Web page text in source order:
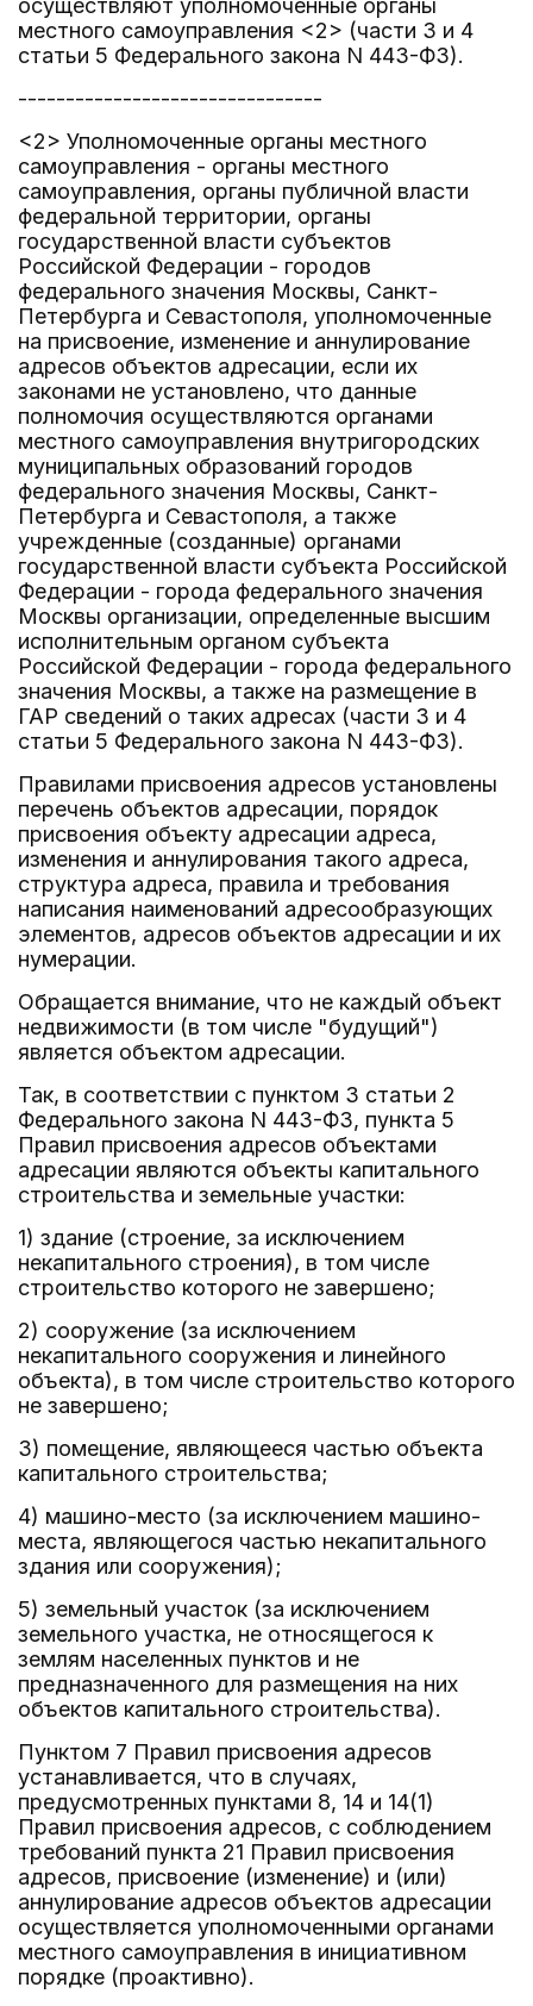
осуществляют уполномоченные органы
местного самоуправления <2> (части 3 и 4
статьи 5 Федерального закона N 443-ФЗ).
--------------------------------
<2> Уполномоченные органы местного
самоуправления - органы местного
самоуправления, органы публичной власти
федеральной территории, органы
государственной власти субъектов
Российской Федерации - городов
федерального значения Москвы, Санкт-
Петербурга и Севастополя, уполномоченные
на присвоение, изменение и аннулирование
адресов объектов адресации, если их
законами не установлено, что данные
полномочия осуществляются органами
местного самоуправления внутригородских
муниципальных образований городов
федерального значения Москвы, Санкт-
Петербурга и Севастополя, а также
учрежденные (созданные) органами
государственной власти субъекта Российской
Федерации - города федерального значения
Москвы организации, определенные высшим
исполнительным органом субъекта
Российской Федерации - города федерального
значения Москвы, а также на размещение в
ГАР сведений о таких адресах (части 3 и 4
статьи 5 Федерального закона N 443-ФЗ).
Правилами присвоения адресов установлены
перечень объектов адресации, порядок
присвоения объекту адресации адреса,
изменения и аннулирования такого адреса,
структура адреса, правила и требования
написания наименований адресообразующих
элементов, адресов объектов адресации и их
нумерации.
Обращается внимание, что не каждый объект
недвижимости (в том числе "будущий")
является объектом адресации.
Так, в соответствии с пунктом 3 статьи 2
Федерального закона N 443-ФЗ, пункта 5
Правил присвоения адресов объектами
адресации являются объекты капитального
строительства и земельные участки:
1) здание (строение, за исключением
некапитального строения), в том числе
строительство которого не завершено;
2) сооружение (за исключением
некапитального сооружения и линейного
объекта), в том числе строительство которого
не завершено;
3) помещение, являющееся частью объекта
капитального строительства;
4) машино-место (за исключением машино-
места, являющегося частью некапитального
здания или сооружения);
5) земельный участок (за исключением
земельного участка, не относящегося к
землям населенных пунктов и не
предназначенного для размещения на них
объектов капитального строительства).
Пунктом 7 Правил присвоения адресов
устанавливается, что в случаях,
предусмотренных пунктами 8, 14 и 14(1)
Правил присвоения адресов, с соблюдением
требований пункта 21 Правил присвоения
адресов, присвоение (изменение) и (или)
аннулирование адресов объектов адресации
осуществляется уполномоченными органами
местного самоуправления в инициативном
порядке (проактивно).